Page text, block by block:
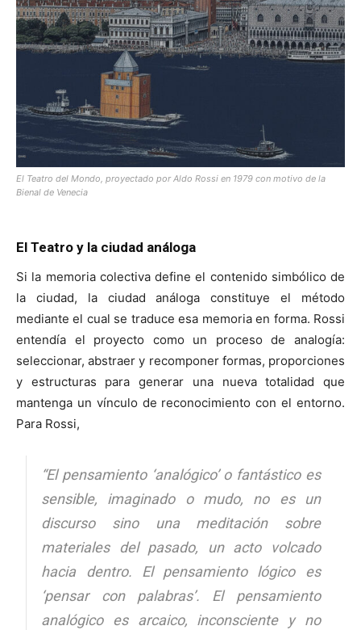
El Teatro del Mondo, proyectado por Aldo Rossi en 1979 con motivo de la
Bienal de Venecia
El Teatro y la ciudad análoga
Si la memoria colectiva define el contenido simbólico de
la ciudad, la ciudad análoga constituye el método
mediante el cual se traduce esa memoria en forma. Rossi
entendía el proyecto como un proceso de analogía:
seleccionar, abstraer y recomponer formas, proporciones
y estructuras para generar una nueva totalidad que
mantenga un vínculo de reconocimiento con el entorno.
Para Rossi,
“El pensamiento ‘analógico’ o fantástico es
sensible, imaginado o mudo, no es un
discurso sino una meditación sobre
materiales del pasado, un acto volcado
hacia dentro. El pensamiento lógico es
‘pensar con palabras’. El pensamiento
analógico es arcaico, inconsciente y no